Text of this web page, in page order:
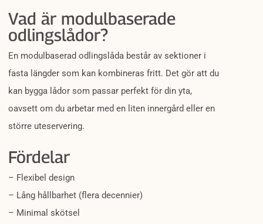
Vad är modulbaserade
odlingslådor?
En modulbaserad odlingslåda består av sektioner i
fasta längder som kan kombineras fritt. Det gör att du
kan bygga lådor som passar perfekt för din yta,
oavsett om du arbetar med en liten innergård eller en
större uteservering.
Fördelar
– Flexibel design
– Lång hållbarhet (flera decennier)
– Minimal skötsel